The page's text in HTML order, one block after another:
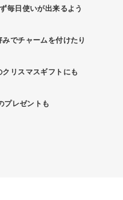
毎日使いが出来るよう
でチャームを付けたり
リスマスギフトにも
レゼントも